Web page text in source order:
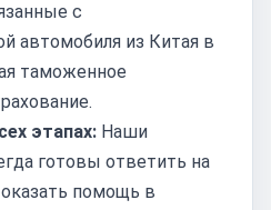
с
автомобиля из Китая в
таможенное
этапах: Наши
готовы ответить на
помощь в